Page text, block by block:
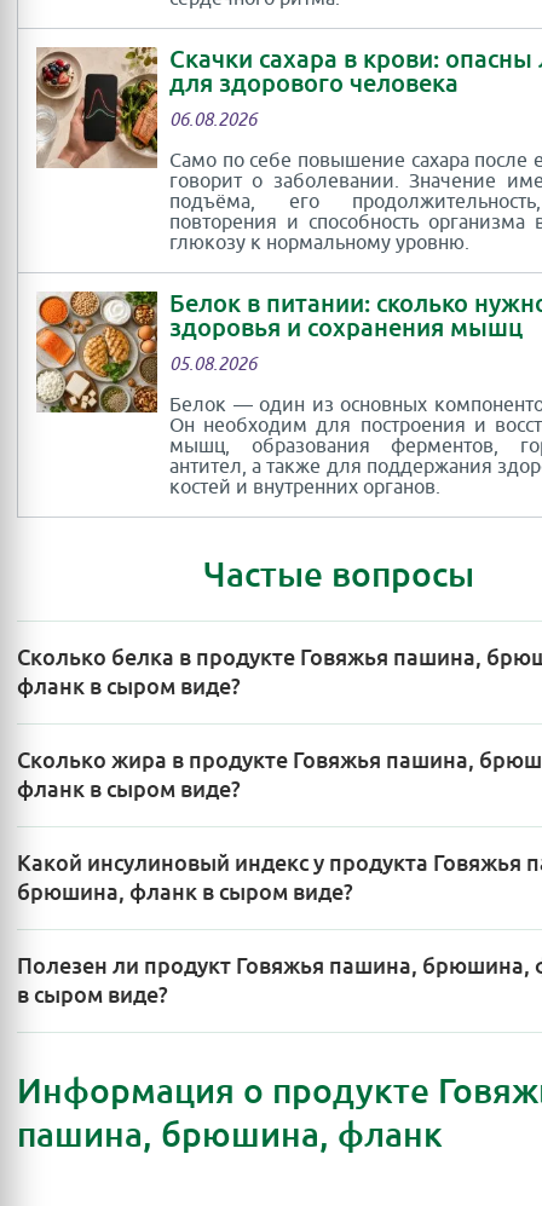
Скачки сахара в крови: опасны
для здорового человека
06.08.2026
Само по себе повышение сахара после
говорит о заболевании. Значение
подъёма, его
повторения и способность организма
глюкозу к нормальному уровню.
Белок в питании: сколько
здоровья и сохранения мышц
05.08.2026
Белок — один из основных
Он необходим для построения и
мышц, образования ферментов,
антител, а также для поддержания
костей и внутренних органов.
Частые вопросы
Сколько белка в продукте Говяжья пашина,
фланк в сыром виде?
Сколько жира в продукте Говяжья пашина,
фланк в сыром виде?
Какой инсулиновый индекс у продукта Говяжья
брюшина, фланк в сыром виде?
Полезен ли продукт Говяжья пашина, брюшина,
в сыром виде?
Информация о продукте
пашина, брюшина, фланк